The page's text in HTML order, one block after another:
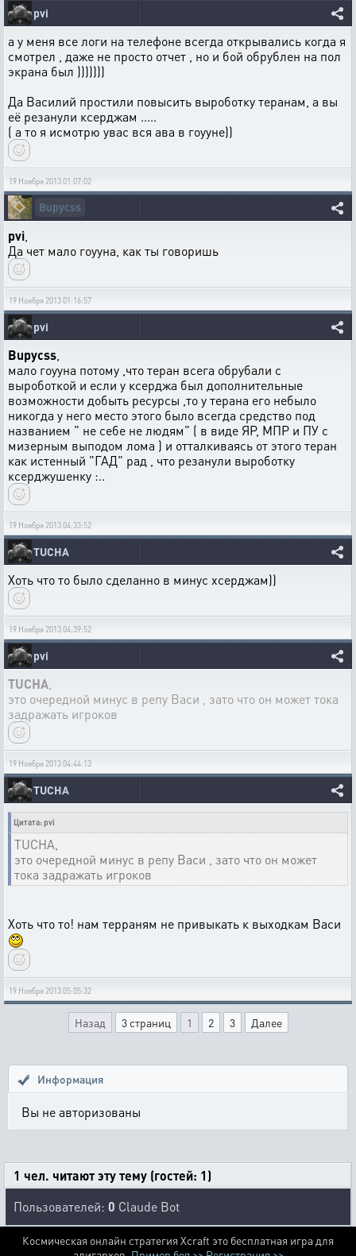
pvi
а у меня все логи на телефоне всегда открывались когда я
смотрел , даже не просто отчет , но и бой обрублен на пол
экрана был )))))))
Да Василий простили повысить выроботку теранам, а вы
её резанули ксерджам .....
( а то я исмотрю увас вся ава в гоууне))
19 Ноября 2013 01:07:02
Bupycss
pvi
Да чет мало гоууна, как ты говоришь
19 Ноября 2013 01:16:57
pvi
Bupycss
мало гоууна потому ,что теран всега обрубали с
выроботкой и если у ксерджа был дополнительные
возможности добыть ресурсы ,то у терана его небыло
никогда у него место этого было всегда средство под
названием " не себе не людям" ( в виде ЯР, МПР и ПУ с
мизерным выподом лома ) и отталкиваясь от этого теран
как истенный "ГАД" рад , что резанули выроботку
ксерджушенку :..
19 Ноября 2013 04:33:52
TUCHA
Хоть что то было сделанно в минус хсерджам))
19 Ноября 2013 04:39:52
pvi
TUCHA
это очередной минус в репу Васи , зато что он может тока
задражать игроков
19 Ноября 2013 04:44:13
TUCHA
Цитата: pvi
TUCHA,
это очередной минус в репу Васи , зато что он может
тока задражать игроков
Хоть что то! нам терраням не привыкать к выходкам Васи
19 Ноября 2013 05:05:32
Назад 3 страниц 1 2 3 Далее
Информация
Вы не авторизованы
1 чел. читают эту тему (гостей: 1)
Пользователей: 0 Claude Bot
Космическая онлайн стратегия Xcraft это бесплатная игра для